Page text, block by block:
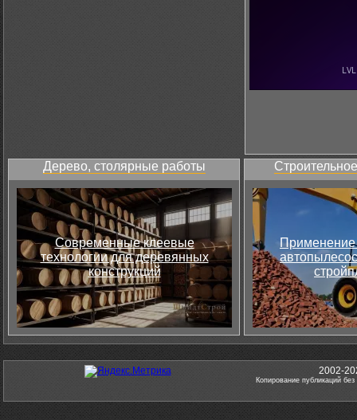
Дерево, столярные работы
Современные клеевые
технологии для деревянных
конструкций
Применение
2002-
Копирование публикаций